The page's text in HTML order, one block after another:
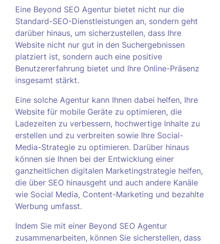
Eine Beyond SEO Agentur bietet nicht nur die
Standard-SEO-Dienstleistungen an, sondern geht
darüber hinaus, um sicherzustellen, dass Ihre
Website nicht nur gut in den Suchergebnissen
platziert ist, sondern auch eine positive
Benutzererfahrung bietet und Ihre Online-Präsenz
insgesamt stärkt.
Eine solche Agentur kann Ihnen dabei helfen, Ihre
Website für mobile Geräte zu optimieren, die
Ladezeiten zu verbessern, hochwertige Inhalte zu
erstellen und zu verbreiten sowie Ihre Social-
Media-Strategie zu optimieren. Darüber hinaus
können sie Ihnen bei der Entwicklung einer
ganzheitlichen digitalen Marketingstrategie helfen,
die über SEO hinausgeht und auch andere Kanäle
wie Social Media, Content-Marketing und bezahlte
Werbung umfasst.
Indem Sie mit einer Beyond SEO Agentur
zusammenarbeiten, können Sie sicherstellen, dass